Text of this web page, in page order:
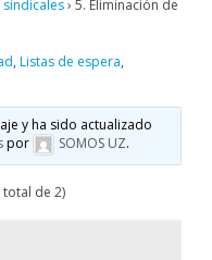
sindicales› 5. Eliminación de
, Listas de espera,
y ha sido actualizado
por SOMOS UZ.
total de 2)